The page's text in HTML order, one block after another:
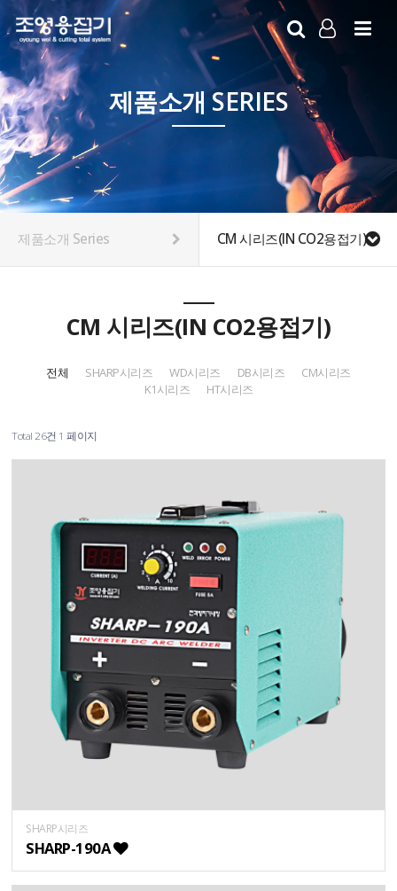
LOG IN
SIGN UP
제품소개 SERIES
제품소개 Series CM 시리즈(IN CO2용접기)
CM 시리즈(IN CO2용접기)
전체 SHARP시리즈 WD시리즈 DB시리즈
CM시리즈
K1시리즈
HT시리즈
Total 26건 1 페이지
SHARP시리즈
SHARP-190A